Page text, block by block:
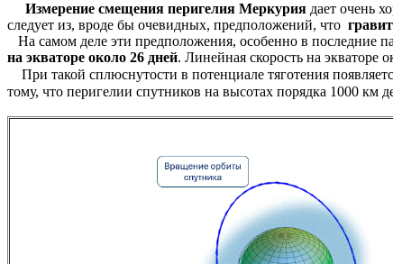
Измерение смещения перигелия Меркурия дает очень
следует из, вроде бы очевидных, предположений, что
На самом деле эти предположения, особенно в последние
на экваторе около 26 дней. Линейная скорость на экваторе
При такой сплюснутости в потенциале тяготения
тому, что перигелии спутников на высотах порядка 1000